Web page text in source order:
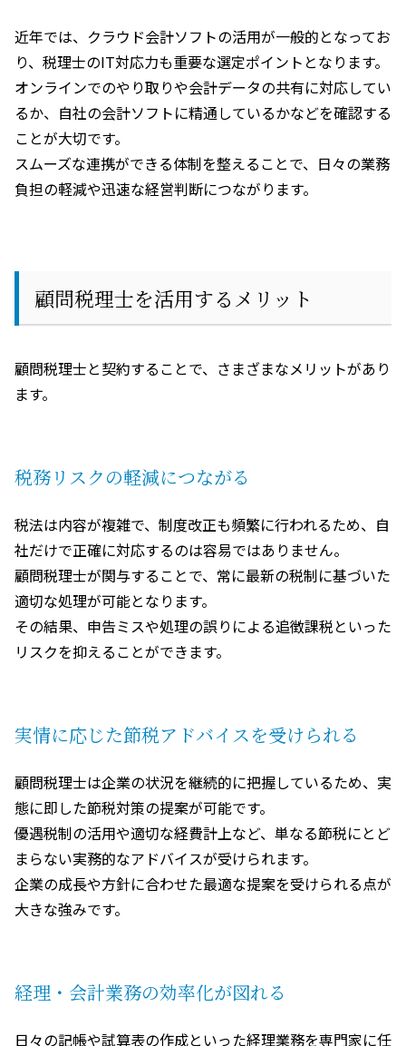
近年では、クラウド会計ソフトの活用が一般的となってお
り、税理士のIT対応力も重要な選定ポイントとなります。
オンラインでのやり取りや会計データの共有に対応してい
るか、自社の会計ソフトに精通しているかなどを確認する
ことが大切です。
スムーズな連携ができる体制を整えることで、日々の業務
負担の軽減や迅速な経営判断につながります。
顧問税理士を活用するメリット
顧問税理士と契約することで、さまざまなメリットがあり
ます。
税務リスクの軽減につながる
税法は内容が複雑で、制度改正も頻繁に行われるため、自
社だけで正確に対応するのは容易ではありません。
顧問税理士が関与することで、常に最新の税制に基づいた
適切な処理が可能となります。
その結果、申告ミスや処理の誤りによる追徴課税といった
リスクを抑えることができます。
実情に応じた節税アドバイスを受けられる
顧問税理士は企業の状況を継続的に把握しているため、実
態に即した節税対策の提案が可能です。
優遇税制の活用や適切な経費計上など、単なる節税にとど
まらない実務的なアドバイスが受けられます。
企業の成長や方針に合わせた最適な提案を受けられる点が
大きな強みです。
経理・会計業務の効率化が図れる
日々の記帳や試算表の作成といった経理業務を専門家に任